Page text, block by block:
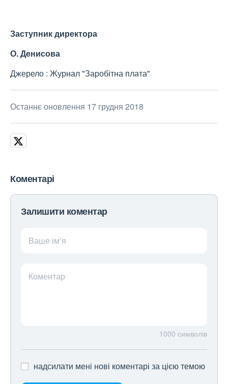
Заступник директора
О. Денисова
Джерело : Журнал "Заробітна плата"
Останнє оновлення 17 грудня 2018
Коментарі
Залишити коментар
Ваше ім’я
Коментар
1000 символів
надсилати мені нові коментарі за цією темою